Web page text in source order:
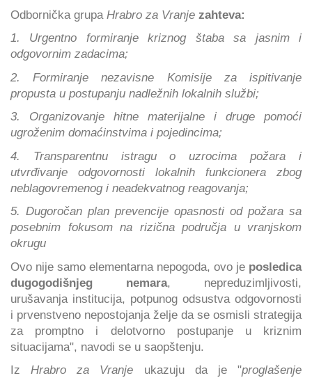
Odbornička grupa Hrabro za Vranje zahteva:
1. Urgentno formiranje kriznog štaba sa jasnim i
odgovornim zadacima;
2. Formiranje nezavisne Komisije za ispitivanje
propusta u postupanju nadležnih lokalnih službi;
3. Organizovanje hitne materijalne i druge pomoći
ugroženim domaćinstvima i pojedincima;
4. Transparentnu istragu o uzrocima požara i
utvrđivanje odgovornosti lokalnih funkcionera zbog
neblagovremenog i neadekvatnog reagovanja;
5. Dugoročan plan prevencije opasnosti od požara sa
posebnim fokusom na rizična područja u vranjskom
okrugu
Ovo nije samo elementarna nepogoda, ovo je posledica
dugogodišnjeg nemara, nepreduzimljivosti,
urušavanja institucija, potpunog odsustva odgovornosti
i prvenstveno nepostojanja želje da se osmisli strategija
za promptno i delotvorno postupanje u kriznim
situacijama", navodi se u saopštenju.
IzHrabro za Vranje ukazuju da je "proglašenje